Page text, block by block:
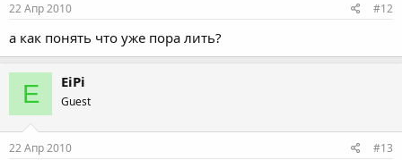
22 Апр 2010 #12
а как понять что уже пора лить?
E EiPi
Guest
22 Апр 2010 #13